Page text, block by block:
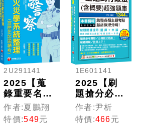
2U291141
2025【蒐
錄重要名
詞】火災學
系統整理
(含歷年試
作者:夏鵬翔
特價:549元
1E601141
2025【刷
題搶分必
備】主題式
行政法(含
概要)混合
作者:尹析
特價:466元